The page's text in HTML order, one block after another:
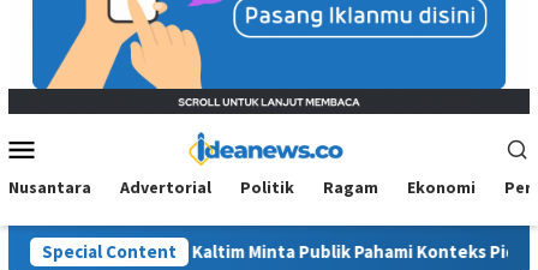
Menu
Nusantara Advertorial Politik Ragam Ekonomi
Special Content
PAN Kaltim Minta Publik Pahami Konteks Pidato Secara Utuh